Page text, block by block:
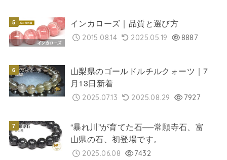
インカローズ｜品質と選び方
2015.08.14 2025.05.19 8887
山梨県のゴールドルチルクォーツ｜7
月13日新着
2025.07.13 2025.08.29 7927
“暴れ川”が育てた石──常願寺石、富
山県の石、初登場です。
2025.06.08 7432